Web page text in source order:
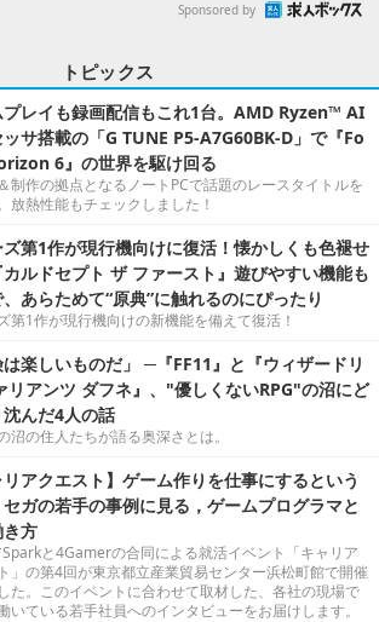
Sponsored by
トピックス
プレイも録画配信もこれ1台。AMD Ryzen™ AI
サ搭載の「G TUNE P5-A7G60BK-D」で『Fo
6』の世界を駆け回る
制作の拠点となるノートPCで話題のレースタイトルを
放熱性能もチェックしました！
ズ第1作が現行機向けに復活！懐かしくも色褪せ
ルドセプト ザ ファースト』遊びやすい機能も
あらためて“原典”に触れるのにぴったり
第1作が現行機向けの新機能を備えて復活！
は楽しいものだ」 ─『FF11』と『ウィザードリ
リアンツ ダフネ』、"優しくないRPG"の沼にど
沈んだ4人の話
沼の住人たちが語る奥深さとは。
リアクエスト】ゲーム作りを仕事にするという
ガの若手の事例に見る，ゲームプログラマと
方
と4Gamerの合同による就活イベント「キャリア
」の第4回が東京都立産業貿易センター浜松町館で開催
た。このイベントに合わせて取材した、各社の現場で
いている若手社員へのインタビューをお届けします。